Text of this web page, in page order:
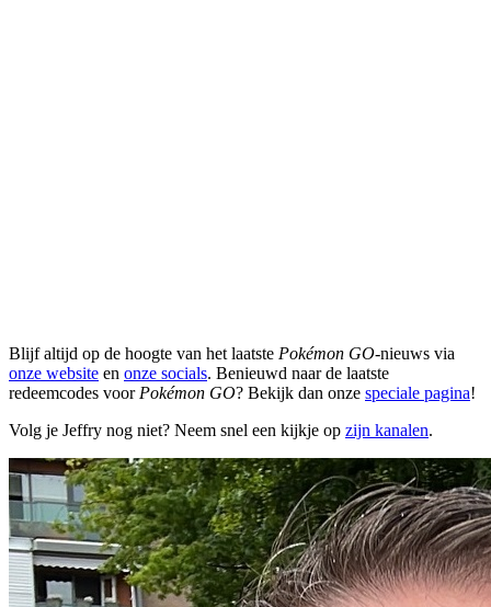
Blijf altijd op de hoogte van het laatste Pokémon GO-nieuws via
onze website en onze socials. Benieuwd naar de laatste
redeemcodes voor Pokémon GO? Bekijk dan onze speciale pagina!
Volg je Jeffry nog niet? Neem snel een kijkje op zijn kanalen.